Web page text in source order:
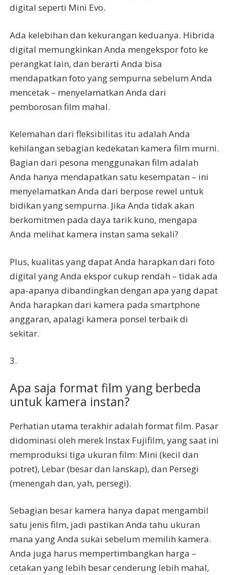
digital seperti Mini Evo.
Ada kelebihan dan kekurangan keduanya. Hibrida
digital memungkinkan Anda mengekspor foto ke
perangkat lain, dan berarti Anda bisa
mendapatkan foto yang sempurna sebelum Anda
mencetak – menyelamatkan Anda dari
pemborosan film mahal.
Kelemahan dari fleksibilitas itu adalah Anda
kehilangan sebagian kedekatan kamera film murni.
Bagian dari pesona menggunakan film adalah
Anda hanya mendapatkan satu kesempatan – ini
menyelamatkan Anda dari berpose rewel untuk
bidikan yang sempurna. Jika Anda tidak akan
berkomitmen pada daya tarik kuno, mengapa
Anda melihat kamera instan sama sekali?
Plus, kualitas yang dapat Anda harapkan dari foto
digital yang Anda ekspor cukup rendah – tidak ada
apa-apanya dibandingkan dengan apa yang dapat
Anda harapkan dari kamera pada smartphone
anggaran, apalagi kamera ponsel terbaik di
sekitar.
3.
Apa saja format film yang berbeda
untuk kamera instan?
Perhatian utama terakhir adalah format film. Pasar
didominasi oleh merek Instax Fujifilm, yang saat ini
memproduksi tiga ukuran film: Mini (kecil dan
potret), Lebar (besar dan lanskap), dan Persegi
(menengah dan, yah, persegi).
Sebagian besar kamera hanya dapat mengambil
satu jenis film, jadi pastikan Anda tahu ukuran
mana yang Anda sukai sebelum memilih kamera.
Anda juga harus mempertimbangkan harga –
cetakan yang lebih besar cenderung lebih mahal,